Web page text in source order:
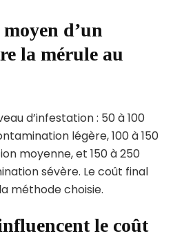
d’un
la mérule au
d’infestation : 50 à 100
légère, 100 à 150
moyenne, et 150 à 250
sévère. Le coût final
méthode choisie.
le coût